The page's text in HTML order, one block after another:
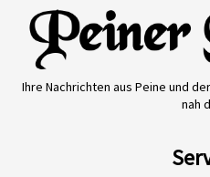
Ihre Nachrichten aus Peine und
nah